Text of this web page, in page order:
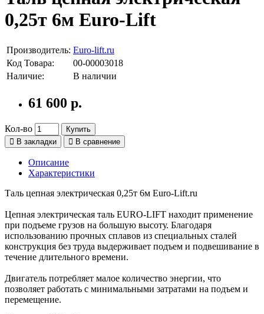
0,25т 6м Euro-Lift
Производитель: Euro-lift.ru
Код Товара:
00-00003018
Наличие:
В наличии
61 600 р.
Кол-во
Купить
В закладки
В сравнение
Описание
Характеристики
Таль цепная электрическая 0,25т 6м Euro-Lift.ru
Цепная электрическая таль EURO-LIFT находит применение
при подъеме грузов на большую высоту. Благодаря
использованию прочных сплавов из специальных сталей
конструкция без труда выдерживает подъем и подвешивание в
течение длительного времени.
Двигатель потребляет малое количество энергии, что
позволяет работать с минимальными затратами на подъем и
перемещение.